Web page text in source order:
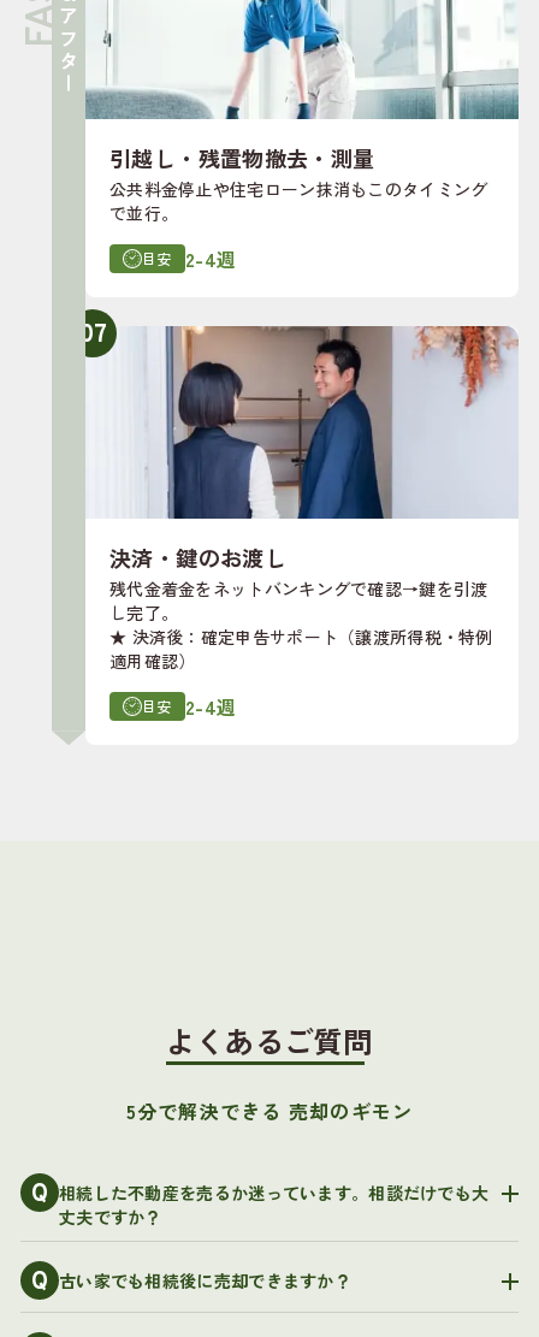
引越し・残置物撤去・測量
公共料金停止や住宅ローン抹消もこのタイミング
で並行。
目安 2-4週
07
決済・鍵のお渡し
残代金着金をネットバンキングで確認→鍵を引渡
し完了。
★ 決済後：確定申告サポート（譲渡所得税・特例
適用確認）
目安 2-4週
よくあるご質問
5分で解決できる 売却のギモン
Q 相続した不動産を売るか迷っています。相談だけでも大
丈夫ですか？
Q 古い家でも相続後に売却できますか？